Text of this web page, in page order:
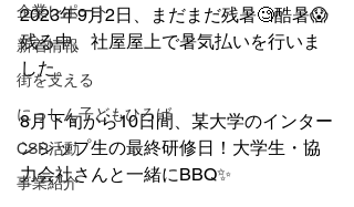
企業レポート
新着情報
街を支える
にっしん子どもひろば
CSR活動
事業紹介
2023年9月2日、まだまだ残暑🧐酷暑😱
残る中、社屋屋上で暑気払いを行いま
した。
8月下旬から10日間、某大学のインター
ンシップ生の最終研修日！大学生・協
力会社さんと一緒にBBQ✨